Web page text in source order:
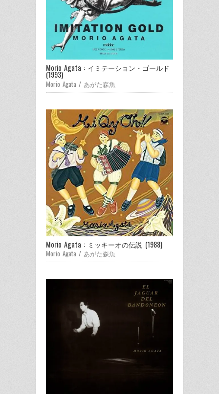
Morio Agata : イミテーション・ゴールド
(1993)
Morio Agata / あがた森魚
Morio Agata : ミッキーオの伝説 (1988)
Morio Agata / あがた森魚